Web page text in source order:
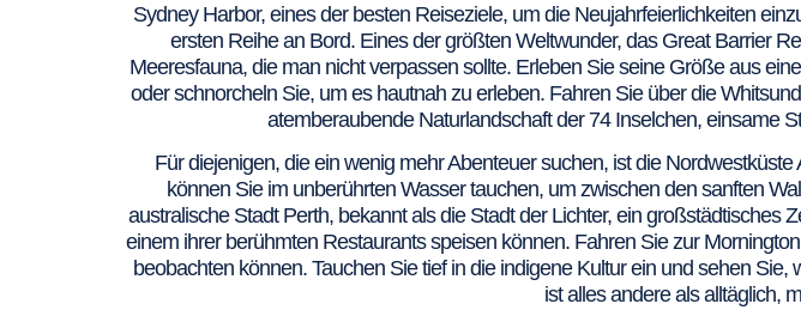
Sydney Harbor, eines der besten Reiseziele, um die Neujahrfeierlichkeiten
ersten Reihe an Bord. Eines der größten Weltwunder, das Great Barrier
Meeresfauna, die man nicht verpassen sollte. Erleben Sie seine Größe aus
oder schnorcheln Sie, um es hautnah zu erleben. Fahren Sie über die
atemberaubende Naturlandschaft der 74 Inselchen, einsame
Für diejenigen, die ein wenig mehr Abenteuer suchen, ist die
können Sie im unberührten Wasser tauchen, um zwischen den sanften
australische Stadt Perth, bekannt als die Stadt der Lichter, ein
einem ihrer berühmten Restaurants speisen können. Fahren Sie zur
beobachten können. Tauchen Sie tief in die indigene Kultur ein und sehen
ist alles andere als alltäglich,